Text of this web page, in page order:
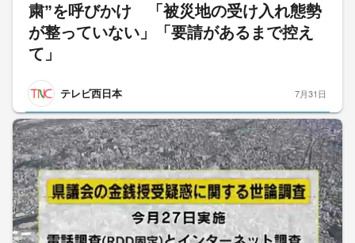
粛”を呼びかけ 「被災地の受け入れ態勢
が整っていない」「要請があるまで控え
て」
テレビ西日本 7月31日